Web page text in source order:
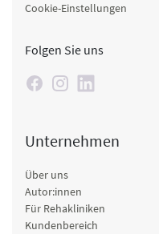
Cookie-Einstellungen
Folgen Sie uns
Unternehmen
Über uns
Autor:innen
Für Rehakliniken
Kundenbereich